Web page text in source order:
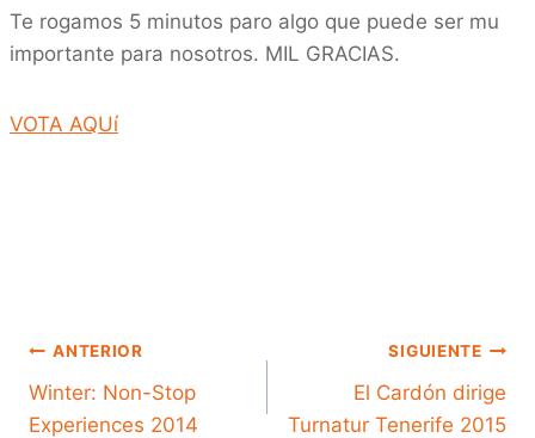
Te rogamos 5 minutos paro algo que puede ser mu
importante para nosotros. MIL GRACIAS.
VOTA AQUí
NAVEGACIÓN
ANTERIOR
Winter: Non-Stop
Experiences 2014
SIGUIENTE
El Cardón dirige
Turnatur Tenerife 2015